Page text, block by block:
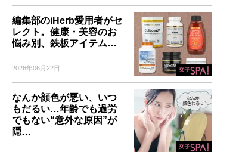
編集部のiHerb愛用者がセ
レクト。健康・美容のお
悩み別、鉄板アイテム…
2026年06月22日
なんか顔色が悪い、いつ
もだるい…年齢でも過労
でもない“意外な原因”が
隠…